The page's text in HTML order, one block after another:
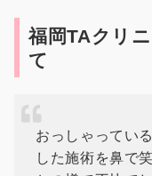
福岡TAクリ
て
おっしゃってい
した施術を鼻で